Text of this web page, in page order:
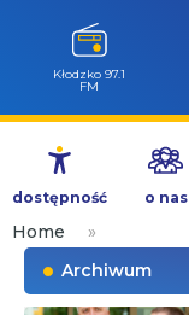
Przejdź
treści
Kłodzko 97.1
FM
dostępność o nas
Home
»
Archiwum